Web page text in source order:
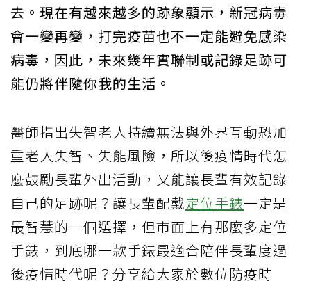
去。現在有越來越多的跡象顯示，新冠病毒
會一變再變，打完疫苗也不一定能避免感染
病毒，因此，未來幾年實聯制或記錄足跡可
能仍將伴隨你我的生活。
醫師指出失智老人持續無法與外界互動恐加
重老人失智、失能風險，所以後疫情時代怎
麼鼓勵長輩外出活動，又能讓長輩有效記錄
自己的足跡呢？讓長輩配戴定位手錶一定是
最智慧的一個選擇，但市面上有那麼多定位
手錶，到底哪一款手錶最適合陪伴長輩度過
後疫情時代呢？分享給大家於數位防疫時